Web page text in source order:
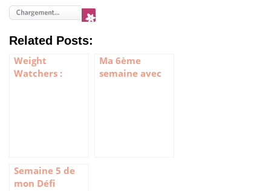
Related Posts:
Weight
Watchers :
Ma 6ème
semaine avec
Semaine 5 de
mon Défi